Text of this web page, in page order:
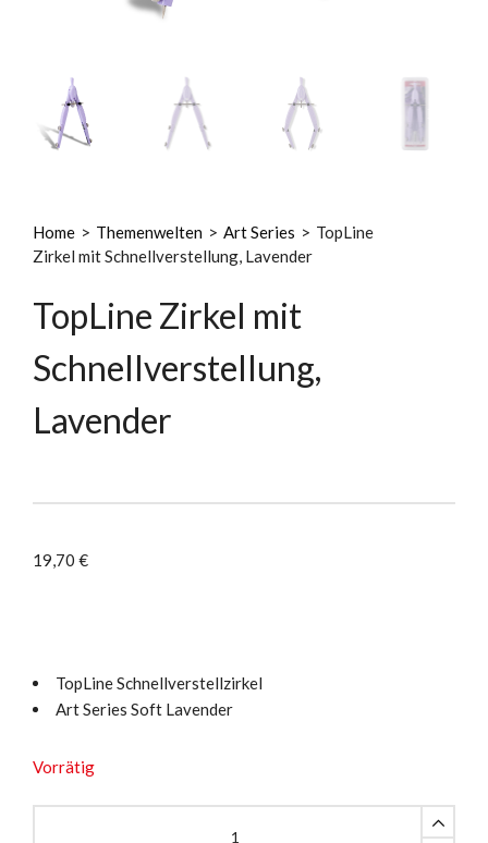
Home > Themenwelten > Art Series > TopLine
Zirkel mit Schnellverstellung, Lavender
TopLine Zirkel mit
Schnellverstellung,
Lavender
19,70 €
TopLine Schnellverstellzirkel
Art Series Soft Lavender
Vorrätig